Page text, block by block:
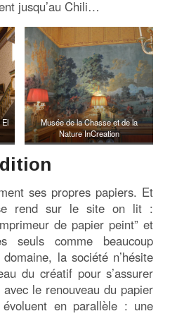
jusqu’au Chili…
Musée de la Chasse et de la
Nature InCreation
ses propres papiers. Et
se rend sur le site on lit :
de papier peint” et
comme beaucoup
la société n’hésite
du créatif pour s’assurer
le renouveau du papier
en parallèle : une